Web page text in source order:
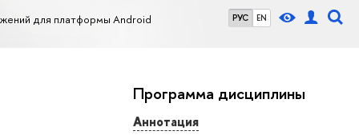
РУС EN
для платформы Android
Программа дисциплины
Аннотация